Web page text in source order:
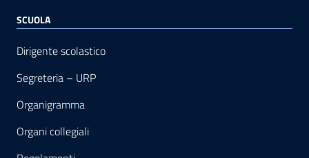
SCUOLA
Dirigente scolastico
Segreteria – URP
Organigramma
Organi collegiali